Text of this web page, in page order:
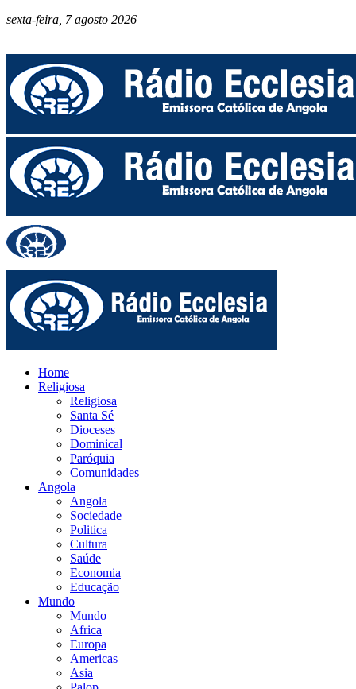
sexta-feira, 7 agosto 2026
Home
Religiosa
Religiosa
Santa Sé
Dioceses
Dominical
Paróquia
Comunidades
Angola
Angola
Sociedade
Politica
Cultura
Saúde
Economia
Educação
Mundo
Mundo
Africa
Europa
Americas
Asia